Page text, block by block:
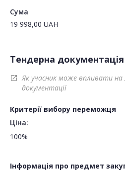
Сума
19 998,00 UAH
Тендерна документація
open_in_new
Як учасник може впливати на
документації
Критерії вибору переможця
Ціна:
100%
Інформація про предмет